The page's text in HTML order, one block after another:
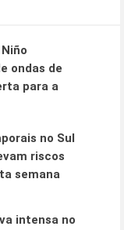
ondas de
para a
no Sul
riscos
semana
intensa no